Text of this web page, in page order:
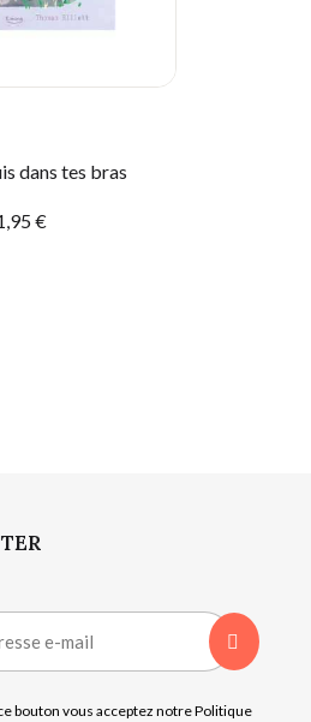
dans tes bras
€
bouton vous acceptez notre Politique